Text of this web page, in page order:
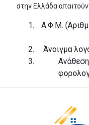
στην Ελλάδα
Α.Φ.Μ.
Άνοιγμα